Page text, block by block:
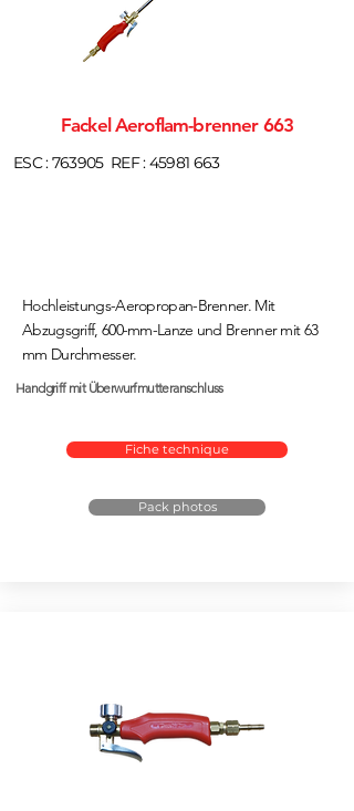
Fackel Aeroflam-brenner 663
ESC : 763905 REF :45981 663
Hochleistungs-Aeropropan-Brenner. Mit
Abzugsgriff, 600-mm-Lanze und Brenner mit 63
mm Durchmesser.
Handgriff mit Überwurfmutteranschluss
Fiche technique
Pack photos